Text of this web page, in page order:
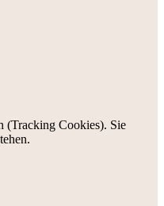
(Tracking Cookies). Sie